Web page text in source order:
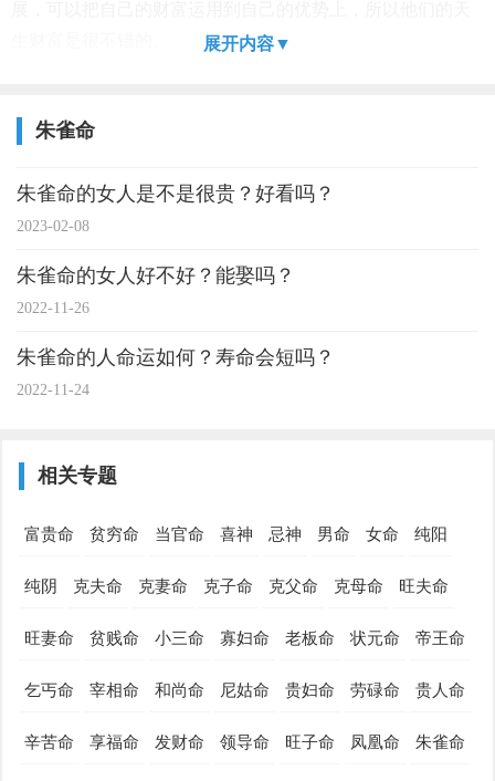
展开内容▼
朱雀命
朱雀命的女人是不是很贵？好看吗？
2023-02-08
朱雀命的女人好不好？能娶吗？
2022-11-26
朱雀命的人命运如何？寿命会短吗？
2022-11-24
相关专题
富贵命 贫穷命 当官命 喜神 忌神 男命 女命 纯阳
纯阴 克夫命 克妻命 克子命 克父命 克母命 旺夫命
旺妻命 贫贱命 小三命 寡妇命 老板命 状元命 帝王命
乞丐命 宰相命 和尚命 尼姑命 贵妇命 劳碌命 贵人命
辛苦命 享福命 发财命 领导命 旺子命 凤凰命 朱雀命